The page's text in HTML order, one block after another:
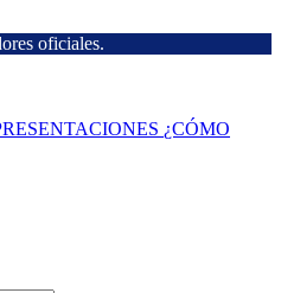
oficiales.
¿CÓMO